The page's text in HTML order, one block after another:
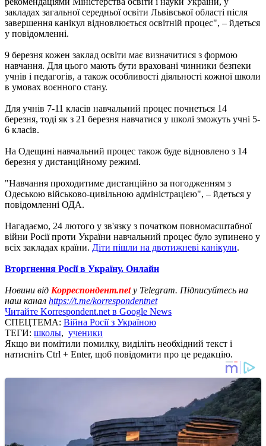
закладах загальної середньої освіти Львівської області після
завершення канікул відновлюється освітній процес", – йдеться
у повідомленні.
9 березня кожен заклад освіти має визначитися з формою
навчання. Для цього мають бути враховані чинники безпеки
учнів і педагогів, а також особливості діяльності кожної школи
в умовах воєнного стану.
Для учнів 7-11 класів навчальний процес почнеться 14
березня, тоді як з 21 березня навчатися у школі зможуть учні 5-
6 класів.
На Одещині навчальний процес також буде відновлено з 14
березня у дистанційному режимі.
"Навчання проходитиме дистанційно за погодженням з
Одеською військово-цивільною адміністрацією", – йдеться у
повідомленні ОДА.
Нагадаємо, 24 лютого у зв'язку з початком повномасштабної
війни Росії проти України навчальний процес було зупинено у
всіх закладах країни. Діти пішли на двотижневі канікули.
Вторгнення Росії в Україну. Онлайн
Новини від Корреспондент.netу Telegram. Підписуйтесь на
наш канал https://t.me/korrespondentnet
Читайте Korrespondent.net в Google News
СПЕЦТЕМА: Війна Росії з Україною
ТЕГИ: школы, ученики
Якщо ви помітили помилку, виділіть необхідний текст і
натисніть Ctrl + Enter, щоб повідомити про це редакцію.